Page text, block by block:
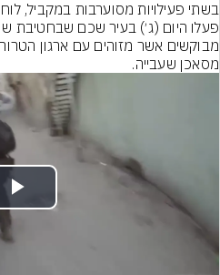
מסאכן שעבייה.